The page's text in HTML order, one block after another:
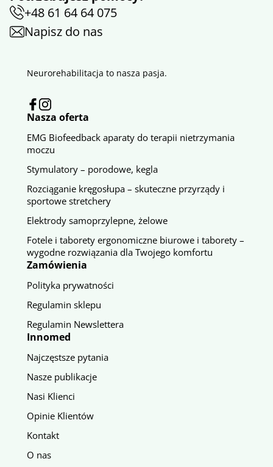
+48 61 64 64 075
Napisz do nas
Neurorehabilitacja to nasza pasja.
Nasza oferta
EMG Biofeedback aparaty do terapii nietrzymania
moczu
Stymulatory – porodowe, kegla
Rozciąganie kręgosłupa – skuteczne przyrządy i
sportowe stretchery
Elektrody samoprzylepne, żelowe
Fotele i taborety ergonomiczne biurowe i taborety –
wygodne rozwiązania dla Twojego komfortu
Zamówienia
Polityka prywatności
Regulamin sklepu
Regulamin Newslettera
Innomed
Najczęstsze pytania
Nasze publikacje
Nasi Klienci
Opinie Klientów
Kontakt
O nas